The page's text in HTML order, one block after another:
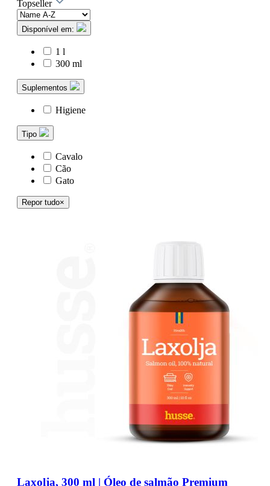
Topseller
Disponível em:
1 l
300 ml
Suplementos
Higiene
Tipo
Cavalo
Cão
Gato
Repor tudo×
Laxolja, 300 ml | Óleo de salmão Premium